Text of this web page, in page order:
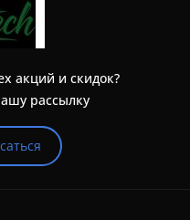
акций и скидок?
рассылку